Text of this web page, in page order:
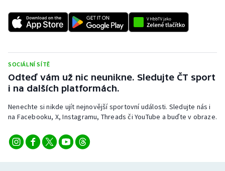
Sportovní střelba
Stolní tenis
Triatlon
Veslování
Volejbal
SOCIÁLNÍ SÍTĚ
Odteď vám už nic neunikne. Sledujte ČT sport
i na dalších platformách.
Nenechte si nikde ujít nejnovější sportovní události. Sledujte nás i
na Facebooku, X, Instagramu, Threads či YouTube a buďte v obraze.